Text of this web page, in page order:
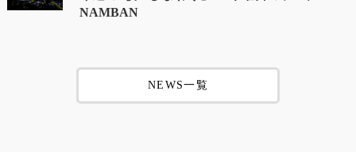
NAMBAN
NEWS一覧